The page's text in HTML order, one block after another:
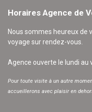
Horaires Agence de
Nous sommes heureux de
voyage sur rendez-vous.
Agence ouverte le lundi au
Pour toute visite à un autre
accueillerons avec plaisir en